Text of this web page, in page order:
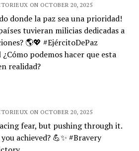
ON OCTOBER 20, 2025
donde la paz sea una prioridad!
tuvieran milicias dedicadas a
🌎💖 #EjércitoDePaz
podemos hacer que esta
realidad?
ON OCTOBER 20, 2025
fear, but pushing through it.
achieved? 💪✨ #Bravery